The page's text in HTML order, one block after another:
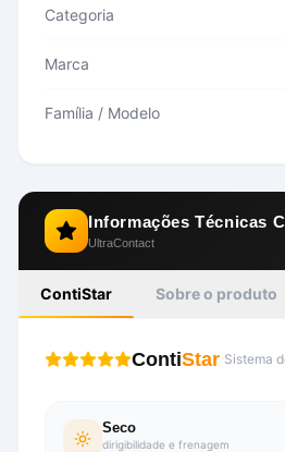
Categoria
Marca
Família / Modelo
Informações Técnicas
UltraContact
ContiStar Sobre o produto
ContiStar Sistema
Seco
dirigibilidade e frenagem